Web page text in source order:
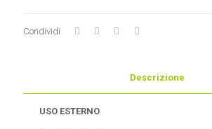
Condividi
Descrizione
USO ESTERNO